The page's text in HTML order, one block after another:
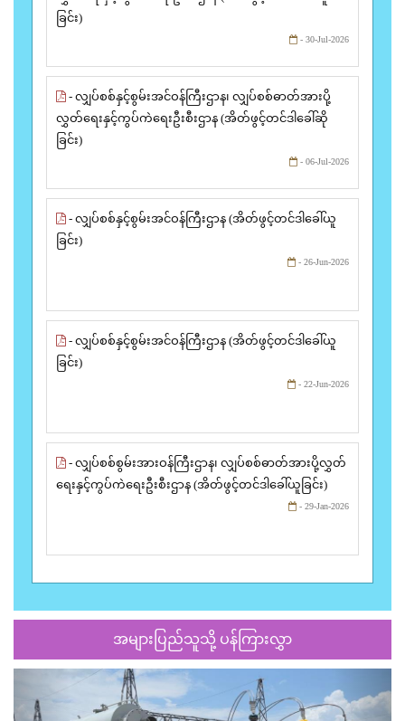
ခြင်း)
- 30-Jul-2026
- လျှပ်စစ်နှင့်စွမ်းအင်ဝန်ကြီးဌာန၊ လျှပ်စစ်ဓာတ်အားပို့
လွှတ်ရေးနှင့်ကွပ်ကဲရေးဦးစီးဌာန (အိတ်ဖွင့်တင်ဒါခေါ်ဆို
ခြင်း)
- 06-Jul-2026
- လျှပ်စစ်နှင့်စွမ်းအင်ဝန်ကြီးဌာန (အိတ်ဖွင့်တင်ဒါခေါ်ယူ
ခြင်း)
- 26-Jun-2026
- လျှပ်စစ်နှင့်စွမ်းအင်ဝန်ကြီးဌာန (အိတ်ဖွင့်တင်ဒါခေါ်ယူ
ခြင်း)
- 22-Jun-2026
- လျှပ်စစ်စွမ်းအားဝန်ကြီးဌာန၊ လျှပ်စစ်ဓာတ်အားပို့လွှတ်
ရေးနှင့်ကွပ်ကဲရေးဦးစီးဌာန (အိတ်ဖွင့်တင်ဒါခေါ်ယူခြင်း)
- 29-Jan-2026
အများပြည်သူသို့ ပန်ကြားလွှာ
Previous